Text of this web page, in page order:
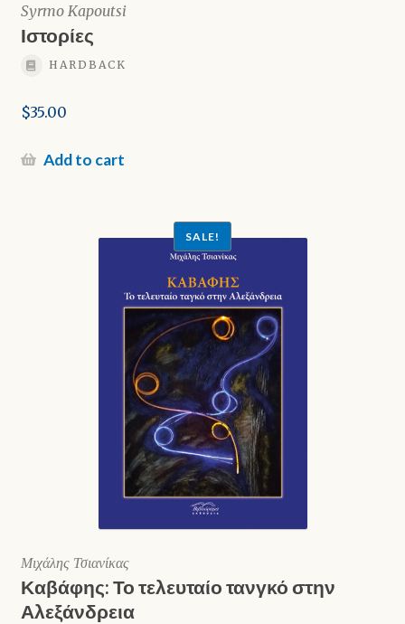
Syrmo Kapoutsi
Ιστορίες
HARDBACK
$35.00
Add to cart
Μιχάλης Τσιανίκας
Καβάφης: Το τελευταίο τανγκό στην
Αλεξάνδρεια
SALE!